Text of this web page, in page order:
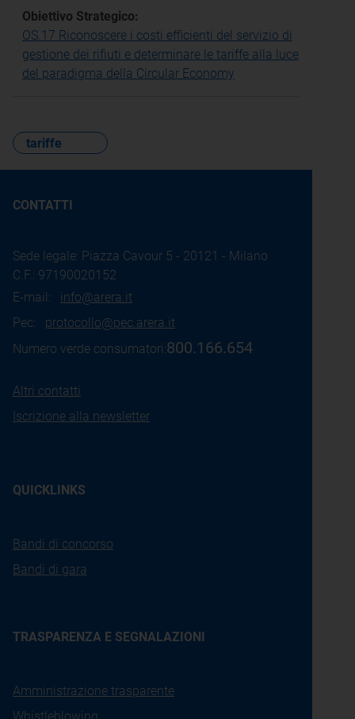
Obiettivo Strategico:
OS.17 Riconoscere i costi efficienti del servizio di
gestione dei rifiuti e determinare le tariffe alla luce
del paradigma della Circular Economy
tariffe
CONTATTI
Sede legale: Piazza Cavour 5 - 20121 - Milano
C.F.: 97190020152
E-mail: info@arera.it
Pec: protocollo@pec.arera.it
Numero verde consumatori:800.166.654
Altri contatti
Iscrizione alla newsletter
QUICKLINKS
Bandi di concorso
Bandi di gara
TRASPARENZA E SEGNALAZIONI
Amministrazione trasparente